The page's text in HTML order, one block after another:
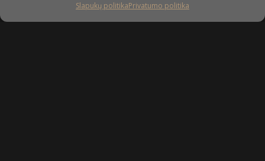
Slapukų politikaPrivatumo politika
Sekite mus